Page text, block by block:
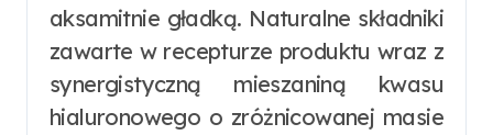
aksamitnie gładką. Naturalne składniki
zawarte w recepturze produktu wraz z
synergistyczną mieszaniną kwasu
hialuronowego o zróżnicowanej masie